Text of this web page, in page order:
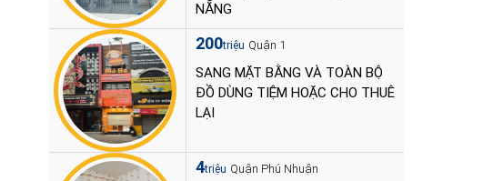
NẴNG
200triệu Quận 1
SANG MẶT BẰNG VÀ TOÀN BỘ
ĐỒ DÙNG TIỆM HOẶC CHO THUÊ
LẠI
4triệu Quận Phú Nhuận